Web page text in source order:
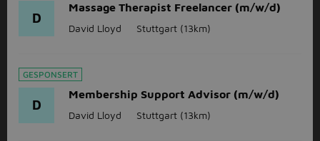
D
Massage Therapist Freelancer (m/w/d)
David Lloyd Stuttgart (13km)
GESPONSERT
D
Membership Support Advisor (m/w/d)
David Lloyd Stuttgart (13km)